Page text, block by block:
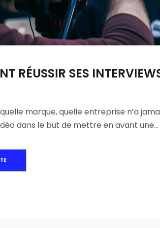
RÉUSSIR SES
marque, quelle entreprise n’a
dans le but de mettre en avant une…